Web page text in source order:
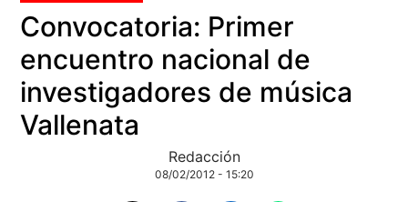
Convocatoria: Primer
encuentro nacional de
investigadores de música
Vallenata
Redacción
08/02/2012 - 15:20